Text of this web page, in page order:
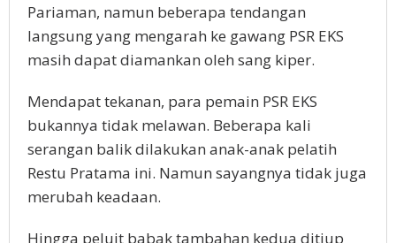
Pariaman, namun beberapa tendangan
langsung yang mengarah ke gawang PSR EKS
masih dapat diamankan oleh sang kiper.
Mendapat tekanan, para pemain PSR EKS
bukannya tidak melawan. Beberapa kali
serangan balik dilakukan anak-anak pelatih
Restu Pratama ini. Namun sayangnya tidak juga
merubah keadaan.
Hingga peluit babak tambahan kedua ditiup